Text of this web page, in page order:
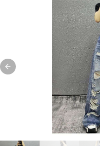
Previous slide